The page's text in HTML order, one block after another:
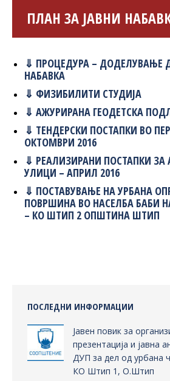
ПЛАН ЗА ЈАВНИ
⇓ ПРОЦЕДУРА – ДОДЕЛУВАЊЕ
НАБАВКА
⇓ ФИЗИБИЛИТИ СТУДИЈА
⇓ АЖУРИРАНА ГЕОДЕТСКА
⇓ ТЕНДЕРСКИ ПОСТАПКИ ВО
ОКТОМВРИ 2016
⇓ РЕАЛИЗИРАНИ ПОСТАПКИ
УЛИЦИ – АПРИЛ 2016
⇓ ПОСТАВУВАЊЕ НА УРБАНА
ПОВРШИНА ВО НАСЕЛБА БАБИ
– КО ШТИП 2 ОПШТИНА ШТИП
ПОСЛЕДНИ ИНФОРМАЦИИ
Јавен повик за
презентација и јавна
ДУП за дел од урбана
КО Штип 1, О.Штип